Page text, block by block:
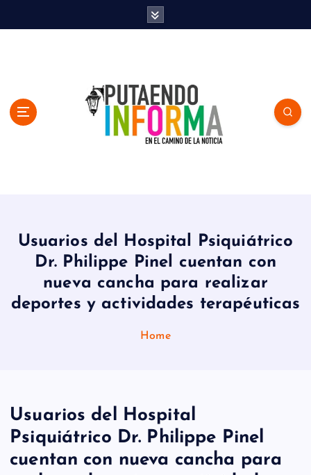
Usuarios del Hospital Psiquiátrico
Dr. Philippe Pinel cuentan con
nueva cancha para realizar
deportes y actividades terapéuticas
Home
Usuarios del Hospital
Psiquiátrico Dr. Philippe Pinel
cuentan con nueva cancha para